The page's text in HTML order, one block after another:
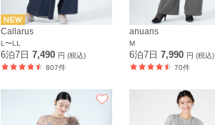
Callarus
L〜LL
6泊7日 7,490 円 (税込)
807件
anuans
M
6泊7日 7,990 円 (税込)
70件